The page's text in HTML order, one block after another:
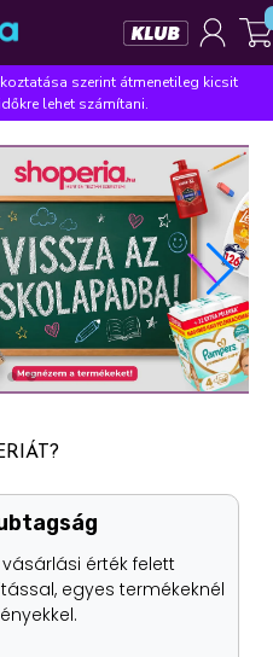
Mosás Mosogatás
Háztartás
Coccolino Silan
finish pampers
szerint átmenetileg kicsit
lehet számítani.
átvételi
szállítási
helyen is átveheted